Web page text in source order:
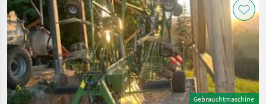
Gebrauchtmaschine